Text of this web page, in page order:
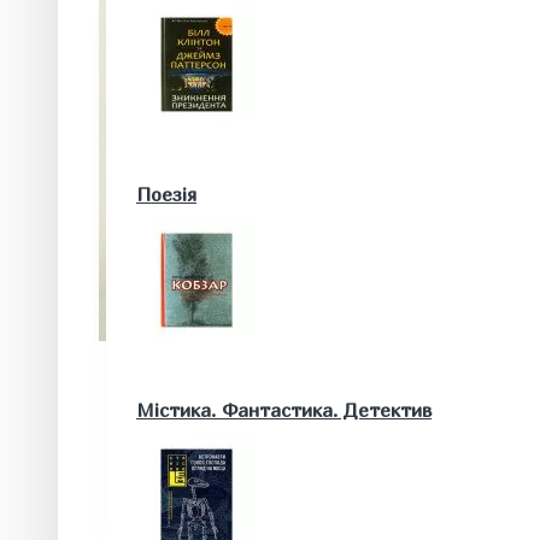
Математика. Природничі та інші науки
Біологія
Географія. Геологія
Поезія
Містика. Фантастика. Детектив